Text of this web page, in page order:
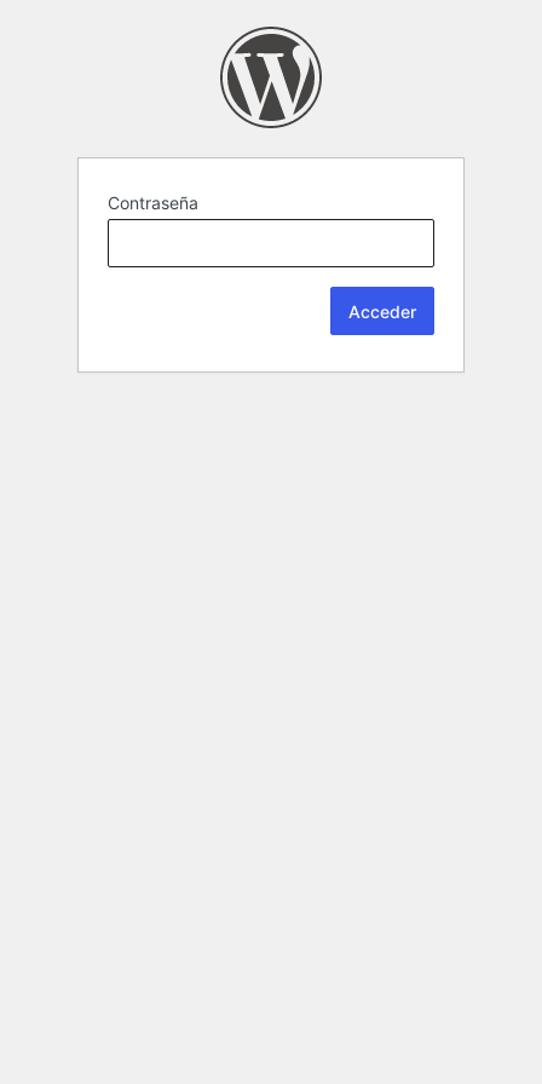
Contraseña